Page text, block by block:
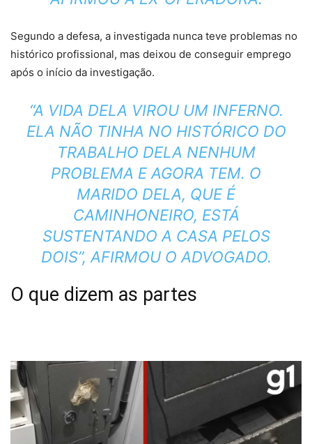
Segundo a defesa, a investigada nunca teve problemas no
histórico profissional, mas deixou de conseguir emprego
após o início da investigação.
“A VIDA DELA VIROU UM INFERNO.
ELA NÃO TINHA NO HISTÓRICO DO
TRABALHO DELA NENHUM
PROBLEMA E AGORA TEM. O
MARIDO DELA, QUE É
CAMINHONEIRO, ESTÁ
SUSTENTANDO A CASA PELOS
DOIS”, AFIRMOU O ADVOGADO.
O que dizem as partes